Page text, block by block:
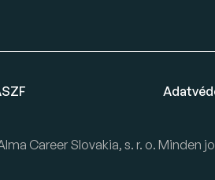
Career Slovakia, s. r. o. Minden